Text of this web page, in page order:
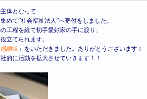
体となって
集めて”社会福祉法人”へ寄付をしました。
工程を経て切手愛好家の手に渡り、
立てられます。
感謝状 」をいただきました。ありがとうございます！
的に活動を拡大させていきます！！